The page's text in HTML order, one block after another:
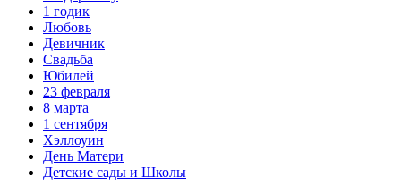
1 годик
Любовь
Девичник
Свадьба
Юбилей
23 февраля
8 марта
1 сентября
Хэллоуин
День Матери
Детские сады и Школы